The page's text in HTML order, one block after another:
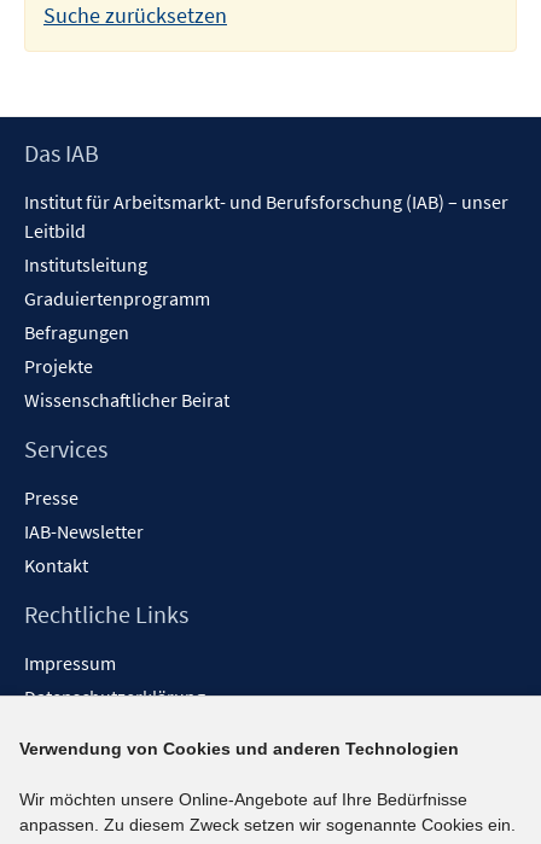
Suche zurücksetzen
Footer
Das IAB
Institut für Arbeitsmarkt- und Berufsforschung (IAB) – unser
Leitbild
Institutsleitung
Graduiertenprogramm
Befragungen
Projekte
Wissenschaftlicher Beirat
Services
Presse
IAB-Newsletter
Kontakt
Rechtliche Links
Impressum
Datenschutzerklärung
Barrieren melden
Social-Media-Kanäle
Verwendung von Cookies und anderen Technologien
Wir möchten unsere Online-Angebote auf Ihre Bedürfnisse
anpassen. Zu diesem Zweck setzen wir sogenannte Cookies ein.